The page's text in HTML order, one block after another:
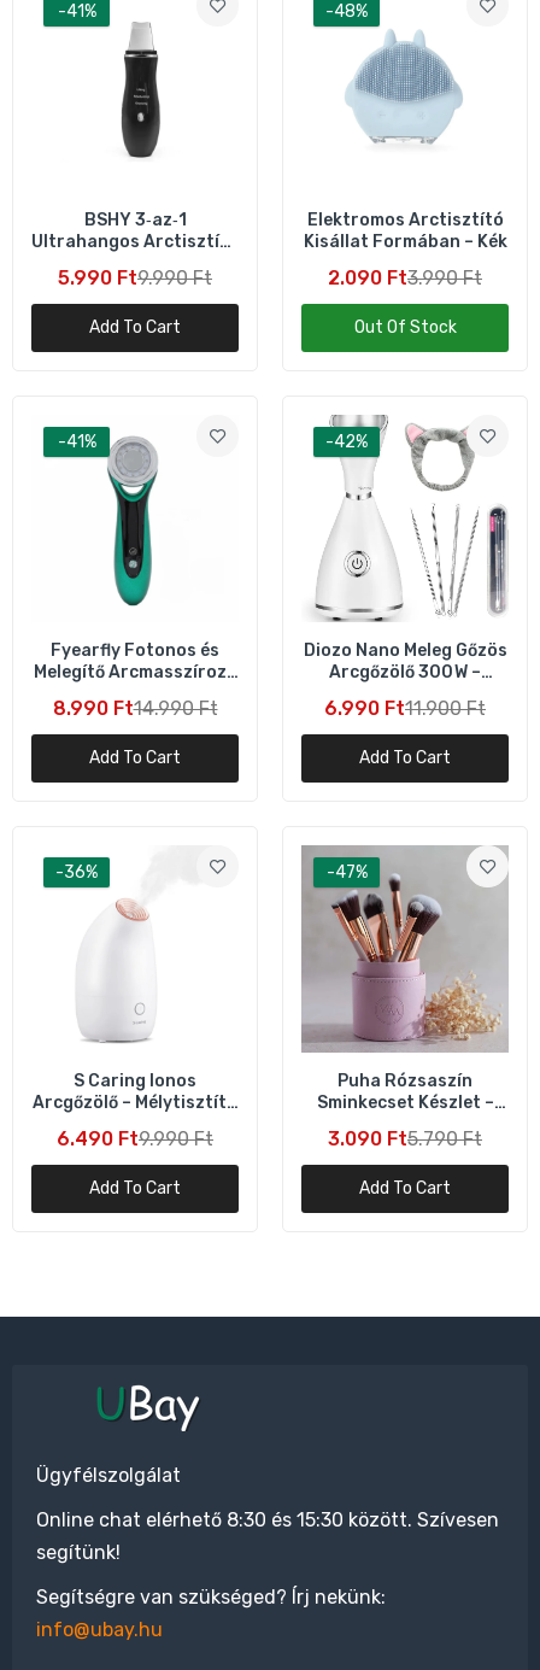
-41%
BSHY 3‑az‑1
Ultrahangos Arctisztító
Arcapoló Eszköz
(Fekete)
5.990 Ft9.990 Ft
Add To Cart
-48%
Elektromos Arctisztító
Kisállat Formában – Kék
2.090 Ft3.990 Ft
Out Of Stock
-41%
Fyearfly Fotonos és
Melegítő Arcmasszírozó
8.990 Ft14.990 Ft
Add To Cart
-42%
Diozo Nano Meleg Gőzös
Arcgőzölő 300 W –
Hidratálás
6.990 Ft11.900 Ft
Add To Cart
-36%
S Caring Ionos
Arcgőzölő – Mélytisztító
Készülék
6.490 Ft9.990 Ft
Add To Cart
-47%
Puha Rózsaszín
Sminkecset Készlet –
3.090 Ft5.790 Ft
Add To Cart
Ügyfélszolgálat
Online chat elérhető 8:30 és 15:30 között. Szívesen
segítünk!
Segítségre van szükséged? Írj nekünk:
info@ubay.hu